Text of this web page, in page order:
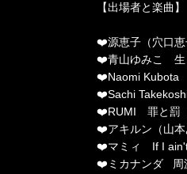
【出場者と楽曲】
❤️源恵子（穴口恵
❤️青山ゆみこ 生
❤️Naomi Kubota
❤️Sachi
❤️RUMI 罪と罰（
❤️アキルン（山本
❤️マミィ If I ain't
❤️ミカナンダ 周